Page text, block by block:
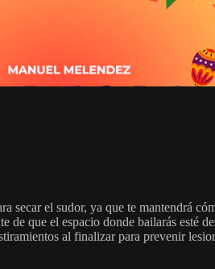
secar el sudor, ya que te mantendrá
de que el espacio donde bailarás esté
al finalizar para prevenir